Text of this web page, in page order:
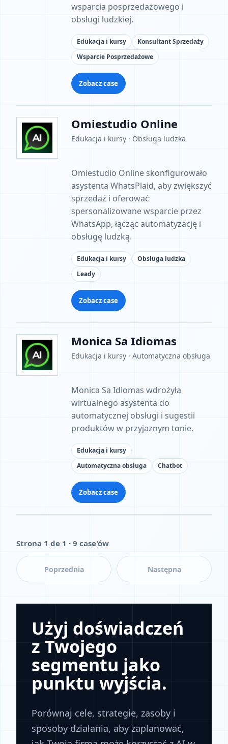
wsparcia posprzedażowego i
obsługi ludzkiej.
Edukacja i kursy
Konsultant Sprzedaży
Wsparcie Posprzedażowe
Zobacz case
Omiestudio Online
Edukacja i kursy · Obsługa ludzka
Omiestudio Online skonfigurowało
asystenta WhatsPlaid, aby zwiększyć
sprzedaż i oferować
spersonalizowane wsparcie przez
WhatsApp, łącząc automatyzację i
obsługę ludzką.
Edukacja i kursy
Obsługa ludzka
Leady
Zobacz case
Monica Sa Idiomas
Edukacja i kursy · Automatyczna obsługa
Monica Sa Idiomas wdrożyła
wirtualnego asystenta do
automatycznej obsługi i sugestii
produktów w przyjaznym tonie.
Edukacja i kursy
Automatyczna obsługa
Chatbot
Zobacz case
Strona 1 de 1 · 9 case'ów
Poprzednia Następna
Użyj doświadczeń
z Twojego
segmentu jako
punktu wyjścia.
Porównaj cele, strategie, zasoby i
sposoby działania, aby zaplanować,